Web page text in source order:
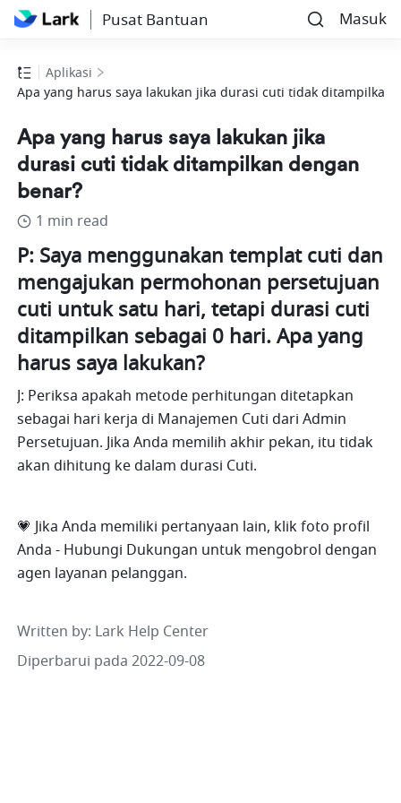
Pusat Bantuan Masuk
Aplikasi
Apa yang harus saya lakukan jika durasi cuti tidak ditampilkan
Apa yang harus saya lakukan jika
durasi cuti tidak ditampilkan dengan
benar?
1 min read
P: Saya menggunakan templat cuti dan
mengajukan permohonan persetujuan
cuti untuk satu hari, tetapi durasi cuti
ditampilkan sebagai 0 hari. Apa yang
harus saya lakukan?
J: Periksa apakah metode perhitungan ditetapkan
sebagai hari kerja di Manajemen Cuti dari Admin
Persetujuan. Jika Anda memilih akhir pekan, itu tidak
akan dihitung ke dalam durasi Cuti.
💗 Jika Anda memiliki pertanyaan lain, klik foto profil
Anda - Hubungi Dukungan untuk mengobrol dengan
agen layanan pelanggan.
Written by: Lark Help Center
Diperbarui pada 2022-09-08